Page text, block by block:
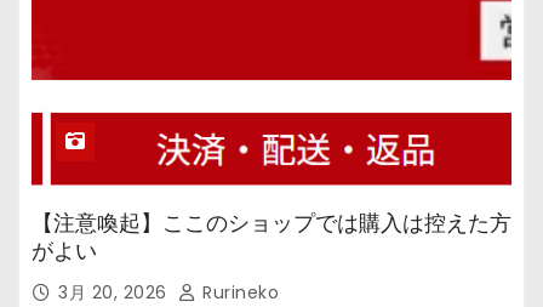
【注意喚起】ここのショップでは購入は控えた方
がよい
3月 20, 2026 Rurineko